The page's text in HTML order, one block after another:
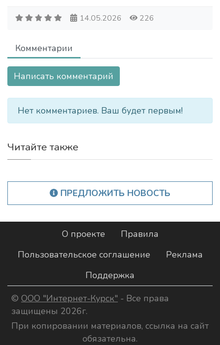
14.05.2026 226
Комментарии
Написать комментарий
Нет комментариев. Ваш будет первым!
Читайте также
ПРЕДЛОЖИТЬ НОВОСТЬ
О проекте
Правила
Пользовательское соглашение
Реклама
Поддержка
© ООО "Интернет-Курск" - Все права
защищены 2026г.
При копировании материалов, ссылка на сайт
обязательна.